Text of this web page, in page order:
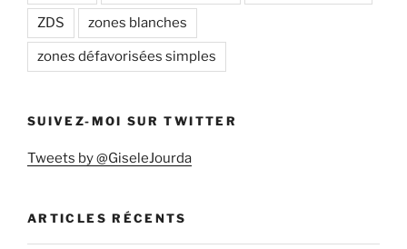
ZDS zones blanches
zones défavorisées simples
SUIVEZ-MOI SUR TWITTER
Tweets by @GiseleJourda
ARTICLES RÉCENTS